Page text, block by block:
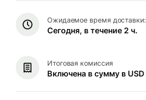
Ожидаемое время доставки:
Сегодня, в течение 2 ч.
Итоговая комиссия
Включена в сумму в USD